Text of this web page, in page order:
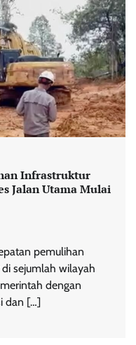
Infrastruktur
Jalan Utama Mulai
pemulihan
sejumlah wilayah
dengan
dan […]